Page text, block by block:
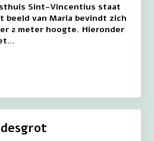
Sint-Vincentius staat
beeld van Maria bevindt zich
2 meter hoogte. Hieronder